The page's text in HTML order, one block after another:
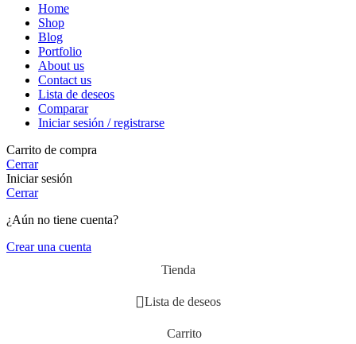
Home
Shop
Blog
Portfolio
About us
Contact us
Lista de deseos
Comparar
Iniciar sesión / registrarse
Carrito de compra
Cerrar
Iniciar sesión
Cerrar
¿Aún no tiene cuenta?
Crear una cuenta
Tienda
Lista de deseos
Carrito